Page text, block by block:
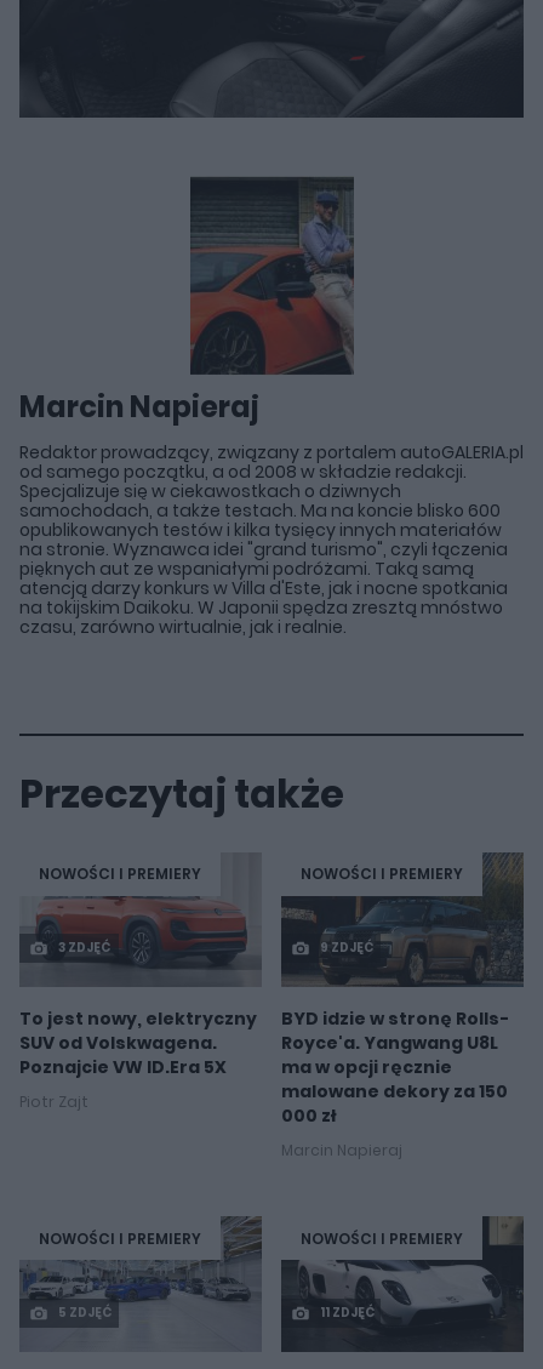
Marcin Napieraj
Redaktor prowadzący, związany z portalem autoGALERIA.pl
od samego początku, a od 2008 w składzie redakcji.
Specjalizuje się w ciekawostkach o dziwnych
samochodach, a także testach. Ma na koncie blisko 600
opublikowanych testów i kilka tysięcy innych materiałów
na stronie. Wyznawca idei "grand turismo", czyli łączenia
pięknych aut ze wspaniałymi podróżami. Taką samą
atencją darzy konkurs w Villa d'Este, jak i nocne spotkania
na tokijskim Daikoku. W Japonii spędza zresztą mnóstwo
czasu, zarówno wirtualnie, jak i realnie.
Przeczytaj także
NOWOŚCI I PREMIERY
3 ZDJĘĆ
To jest nowy, elektryczny
SUV od Volskwagena.
Poznajcie VW ID.Era 5X
Piotr Zajt
NOWOŚCI I PREMIERY
9 ZDJĘĆ
BYD idzie w stronę Rolls-
Royce'a. Yangwang U8L
ma w opcji ręcznie
malowane dekory za 150
000 zł
Marcin Napieraj
NOWOŚCI I PREMIERY
5 ZDJĘĆ
NOWOŚCI I PREMIERY
11 ZDJĘĆ